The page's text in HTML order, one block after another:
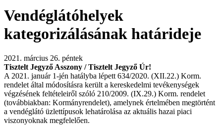
Vendéglátóhelyek
kategorizálásának határideje
2021. március 26. péntek
Tisztelt Jegyző Asszony / Tisztelt Jegyző Úr!
A 2021. január 1-jén hatályba lépett 634/2020. (XII.22.) Korm.
rendelet által módosításra került a kereskedelmi tevékenységek
végzésének feltételeiről szóló 210/2009. (IX.29.) Korm. rendelet
(továbbiakban: Kormányrendelet), amelynek értelmében megtörtént
a vendéglátó üzlettípusok lehatárolása az aktuális hazai piaci
viszonyoknak megfelelően.